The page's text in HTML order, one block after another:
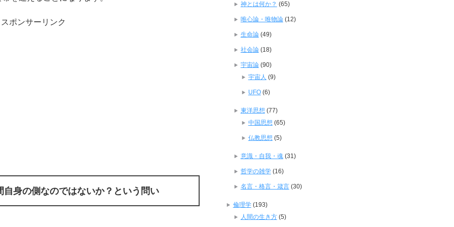
スポンサーリンク
身の側なのではないか？という問い
神とは何か？ (65)
唯心論・唯物論(12)
生命論(49)
社会論(18)
宇宙論(90)
宇宙人 (9)
UFO(6)
東洋思想 (77)
中国思想 (65)
仏教思想 (5)
意識・自我・魂(31)
哲学の雑学(16)
名言・格言・箴言(30)
倫理学(193)
人間の生き方(5)